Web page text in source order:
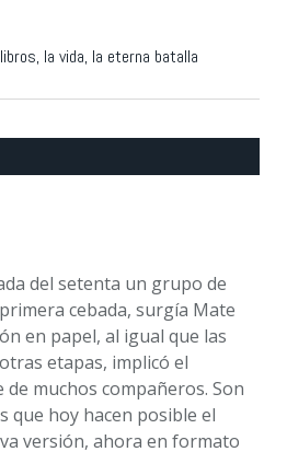
la vida, la eterna batalla
del setenta un grupo de
cebada, surgía Mate
en papel, al igual que las
etapas, implicó el
muchos compañeros. Son
que hoy hacen posible el
versión, ahora en formato